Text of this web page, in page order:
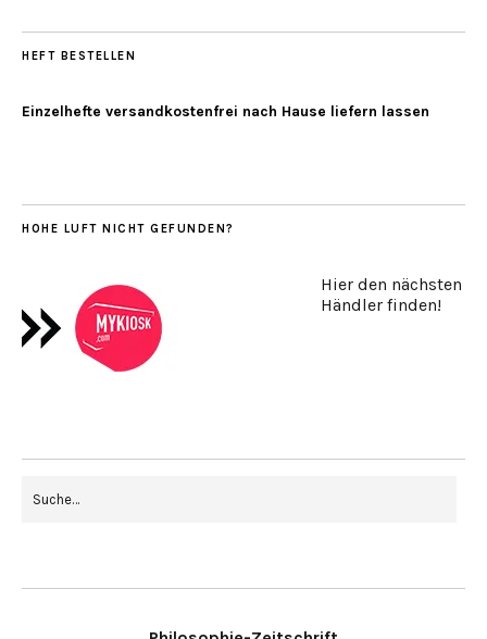
HEFT BESTELLEN
Einzelhefte versandkostenfrei nach Hause liefern lassen
HOHE LUFT NICHT GEFUNDEN?
Hier den nächsten
Händler finden!